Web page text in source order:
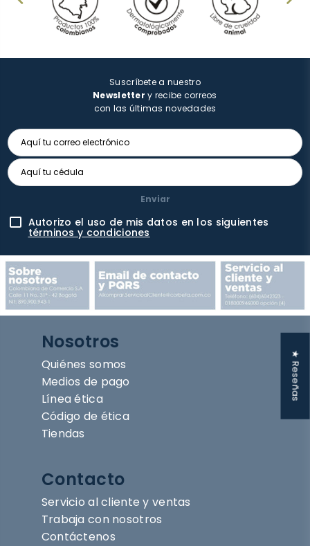
Suscríbete a nuestro
Newsletter y recibe correos
con las últimas novedades
Enviar
Autorizo el uso de mis datos en los siguientes
términos y condiciones
Nosotros
Quiénes somos
Medios de pago
Línea ética
Código de ética
Tiendas
Contacto
Servicio al cliente y ventas
Trabaja con nosotros
Contáctenos
★ Reseñas